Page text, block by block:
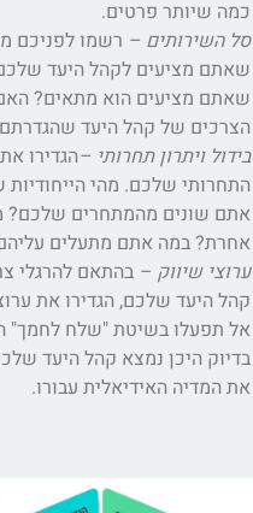
כמה שיותר פרטים.
סל השירותים – רשמו לפניכם
שאתם מציעים לקהל היעד
שאתם מציעים הוא מתאים?
הצרכים של קהל היעד
בידול ויתרון תחרותי –הגדירו
התחרותי שלכם. מהי
אתם שונים מהמתחרים שלכם?
אחרת? במה אתם מתעלים
ערוצי שיווק – בהתאם להרגלי
קהל היעד שלכם, הגדירו את
אל תפעלו בשיטת "שלח לחמך"
בדיוק היכן נמצא קהל היעד
את המדיה האידיאלית עבורו.